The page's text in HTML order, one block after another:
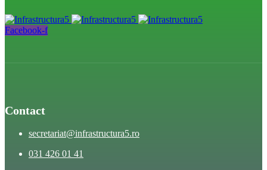
Facebook-f
Contact
secretariat@infrastructura5.ro
031 426 01 41